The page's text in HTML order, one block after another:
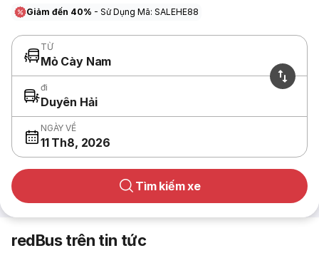
Giảm đến 40% - Sử Dụng Mã: SALEHE88
TỪ
Mỏ Cày Nam
đi
Duyên Hải
NGÀY VỀ
11 Th8, 2026
Tìm kiếm xe
redBus trên tin tức